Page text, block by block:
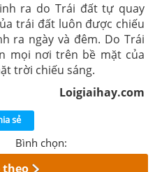
ra do Trái đất tự quay
trái đất luôn được chiếu
ra ngày và đêm. Do Trái
mọi nơi trên bề mặt của
trời chiếu sáng.
Loigiaihay.com
sẻ
Bình chọn:
theo